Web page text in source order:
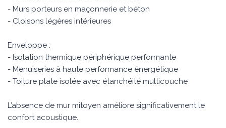
- Murs porteurs en maçonnerie et béton
- Cloisons légères intérieures
Enveloppe :
- Isolation thermique périphérique performante
- Menuiseries à haute performance énergétique
- Toiture plate isolée avec étanchéité multicouche
L’absence de mur mitoyen améliore significativement le
confort acoustique.